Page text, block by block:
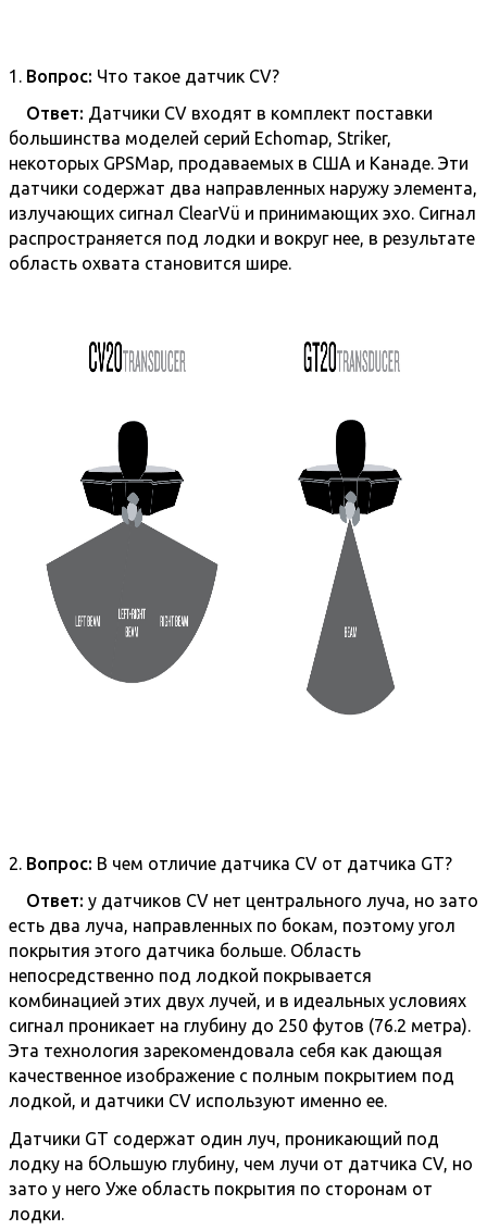
1. Вопрос: Что такое датчик CV?
Ответ: Датчики CV входят в комплект поставки
большинства моделей серий Echomap, Striker,
некоторых GPSMap, продаваемых в США и Канаде. Эти
датчики содержат два направленных наружу элемента,
излучающих сигнал ClearVü и принимающих эхо. Сигнал
распространяется под лодки и вокруг нее, в результате
область охвата становится шире.
2. Вопрос: В чем отличие датчика CV от датчика GT?
Ответ: у датчиков CV нет центрального луча, но зато
есть два луча, направленных по бокам, поэтому угол
покрытия этого датчика больше. Область
непосредственно под лодкой покрывается
комбинацией этих двух лучей, и в идеальных условиях
сигнал проникает на глубину до 250 футов (76.2 метра).
Эта технология зарекомендовала себя как дающая
качественное изображение с полным покрытием под
лодкой, и датчики CV используют именно ее.
Датчики GT содержат один луч, проникающий под
лодку на бОльшую глубину, чем лучи от датчика CV, но
зато у него Уже область покрытия по сторонам от
лодки.